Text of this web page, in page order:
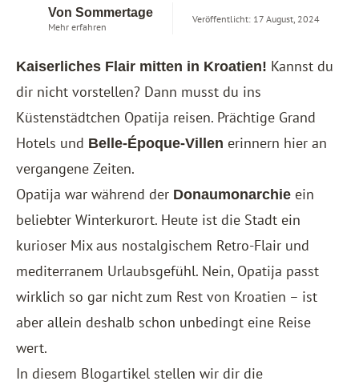
Von Sommertage
Mehr erfahren
Veröffentlicht: 17 August, 2024
Kaiserliches Flair mitten in Kroatien! Kannst du
dir nicht vorstellen? Dann musst du ins
Küstenstädtchen Opatija reisen. Prächtige Grand
Hotels und Belle-Époque-Villen erinnern hier an
vergangene Zeiten.
Opatija war während der Donaumonarchie ein
beliebter Winterkurort. Heute ist die Stadt ein
kurioser Mix aus nostalgischem Retro-Flair und
mediterranem Urlaubsgefühl. Nein, Opatija passt
wirklich so gar nicht zum Rest von Kroatien – ist
aber allein deshalb schon unbedingt eine Reise
wert.
In diesem Blogartikel stellen wir dir die